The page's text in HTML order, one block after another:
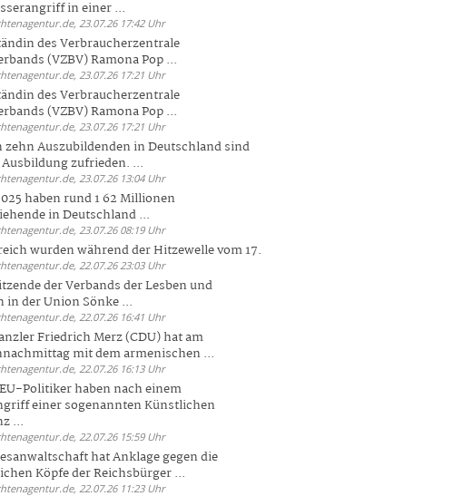
in einer ...
23.07.26 17:42 Uhr
des Verbraucherzentrale
(VZBV) Ramona Pop ...
23.07.26 17:21 Uhr
des Verbraucherzentrale
(VZBV) Ramona Pop ...
23.07.26 17:21 Uhr
zehn Auszubildenden in Deutschland sind
zufrieden. ...
23.07.26 13:04 Uhr
haben rund 1 62 Millionen
in Deutschland ...
23.07.26 08:19 Uhr
wurden während der Hitzewelle vom 17.
22.07.26 23:03 Uhr
der Verbands der Lesben und
in der Union Sönke ...
22.07.26 16:41 Uhr
Friedrich Merz (CDU) hat am
mit dem armenischen ...
22.07.26 16:13 Uhr
Politiker haben nach einem
einer sogenannten Künstlichen
...
22.07.26 15:59 Uhr
hat Anklage gegen die
Köpfe der Reichsbürger ...
22.07.26 11:23 Uhr